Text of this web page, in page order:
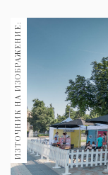
Книги
30+
Гурме
Пътувай
237
ИЗТОЧНИК НА ИЗОБРАЖЕНИЕ: